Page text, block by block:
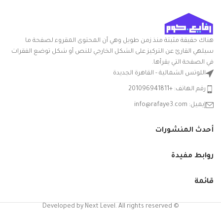
التعامل مع
هناك حقيقة مثبتة منذ زمن طويل وهي أن المحتوى المقروء لصفحة ما
سيلهي القارئ عن التركيز على الشكل الخارجي للنص أو شكل توضع الفقرات
في الصفحة التي يقرأها.
اللوتس الشمالية - القاهرة الجديدة
رقم الهاتف: +201096941811
إيميل: info@rafaye3.com
أحدث المنشورات
روابط مفيدة
قائمة
© Developed by Next Level. All rights reserved